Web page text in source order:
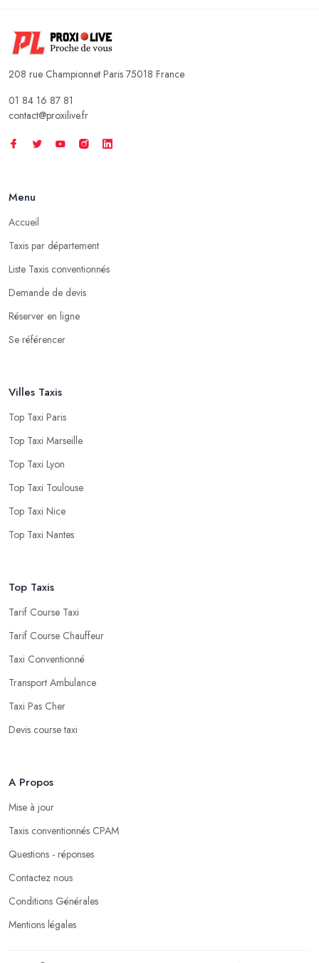
208 rue Championnet Paris 75018 France
01 84 16 87 81
contact@proxilive.fr
Menu
Accueil
Taxis par département
Liste Taxis conventionnés
Demande de devis
Réserver en ligne
Se référencer
Villes Taxis
Top Taxi Paris
Top Taxi Marseille
Top Taxi Lyon
Top Taxi Toulouse
Top Taxi Nice
Top Taxi Nantes
Top Taxis
Tarif Course Taxi
Tarif Course Chauffeur
Taxi Conventionné
Transport Ambulance
Taxi Pas Cher
Devis course taxi
A Propos
Mise à jour
Taxis conventionnés CPAM
Questions - réponses
Contactez nous
Conditions Générales
Mentions légales